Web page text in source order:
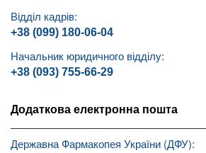
Відділ кадрів:
+38 (099) 180-06-04
Начальник юридичного відділу:
+38 (093) 755-66-29
Додаткова електронна пошта
Державна Фармакопея України (ДФУ):